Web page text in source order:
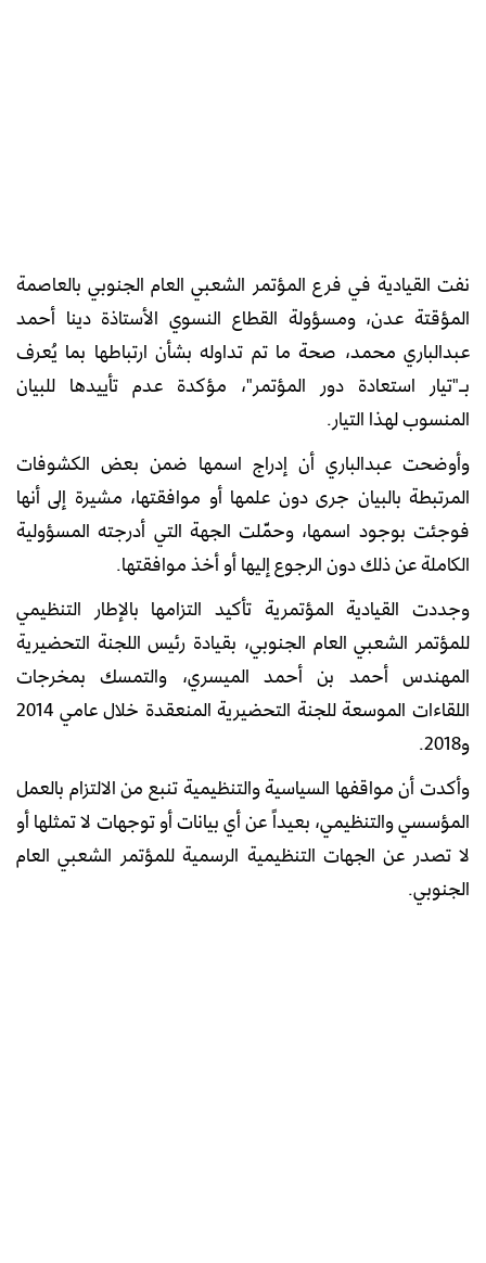
نفت القيادية في فرع المؤتمر الشعبي العام الجنوبي بالعاصمة
المؤقتة عدن، ومسؤولة القطاع النسوي الأستاذة دينا أحمد
عبدالباري محمد، صحة ما تم تداوله بشأن ارتباطها بما يُعرف
بـ"تيار استعادة دور المؤتمر"، مؤكدة عدم تأييدها للبيان
المنسوب لهذا التيار.
وأوضحت عبدالباري أن إدراج اسمها ضمن بعض الكشوفات
المرتبطة بالبيان جرى دون علمها أو موافقتها، مشيرة إلى أنها
فوجئت بوجود اسمها، وحمّلت الجهة التي أدرجته المسؤولية
الكاملة عن ذلك دون الرجوع إليها أو أخذ موافقتها.
وجددت القيادية المؤتمرية تأكيد التزامها بالإطار التنظيمي
للمؤتمر الشعبي العام الجنوبي، بقيادة رئيس اللجنة التحضيرية
المهندس أحمد بن أحمد الميسري، والتمسك بمخرجات
اللقاءات الموسعة للجنة التحضيرية المنعقدة خلال عامي 2014
و2018.
وأكدت أن مواقفها السياسية والتنظيمية تنبع من الالتزام بالعمل
المؤسسي والتنظيمي، بعيداً عن أي بيانات أو توجهات لا تمثلها أو
لا تصدر عن الجهات التنظيمية الرسمية للمؤتمر الشعبي العام
الجنوبي.